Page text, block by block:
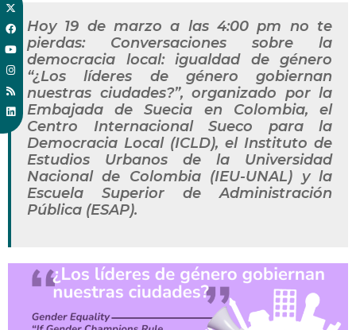
Hoy 19 de marzo a las 4:00 pm no te
pierdas: Conversaciones sobre la
democracia local: igualdad de género
“¿Los líderes de género gobiernan
nuestras ciudades?”, organizado por la
Embajada de Suecia en Colombia, el
Centro Internacional Sueco para la
Democracia Local (ICLD), el Instituto de
Estudios Urbanos de la Universidad
Nacional de Colombia (IEU-UNAL) y la
Escuela Superior de Administración
Pública (ESAP).